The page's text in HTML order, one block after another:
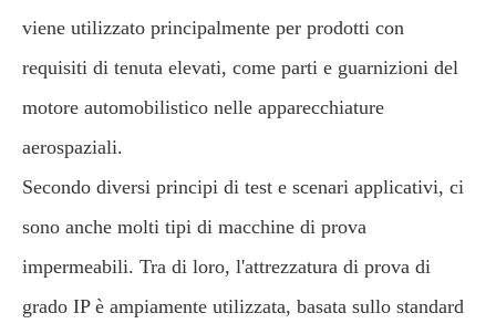
viene utilizzato principalmente per prodotti con
requisiti di tenuta elevati, come parti e guarnizioni del
motore automobilistico nelle apparecchiature
aerospaziali.
Secondo diversi principi di test e scenari applicativi, ci
sono anche molti tipi di macchine di prova
impermeabili. Tra di loro, l'attrezzatura di prova di
grado IP è ampiamente utilizzata, basata sullo standard